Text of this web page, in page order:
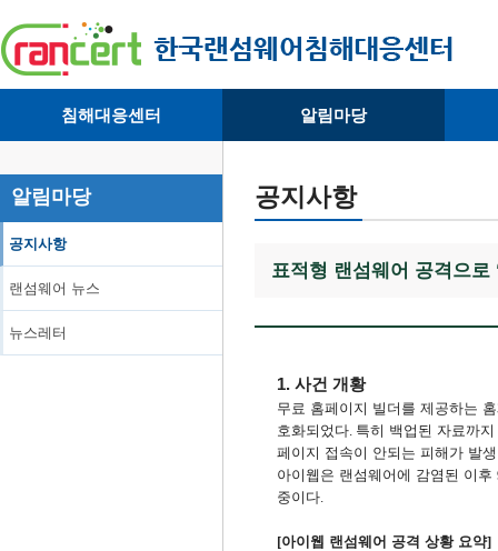
침해대응센터
· 침해피해신고
· 개인정보취급방침
알림마당
· 뉴스레터
알림마당
공지사항
랜섬웨어 뉴스
뉴스레터
공지사항
표적형 랜섬웨어 공격으
1. 사건 개황
무료 홈페이지 빌더를 제공하는
호화되었다. 특히 백업된 자료까
페이지 접속이 안되는 피해가 발
아이웹은 랜섬웨어에 감염된 이후
중이다.
[아이웹 랜섬웨어 공격 상황 요약]